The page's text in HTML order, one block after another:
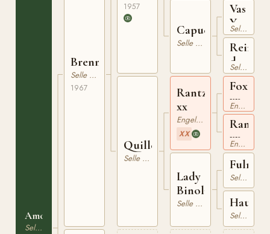
Amor
Selle Francais
Brennus
Selle Francais
1967
1957
Quille
Selle Francais
Capucine
Selle Francais
Rantzau
xx
Engelskt Fullblod
XX
Lady
Binolais
Selle Francais
Vas
Y
Donc
Selle Francais
Reine
de
Saba
Selle Francais
xxEngelskt Fullblod
xxEngelskt Fullblod
Selle Francais
Selle Francais